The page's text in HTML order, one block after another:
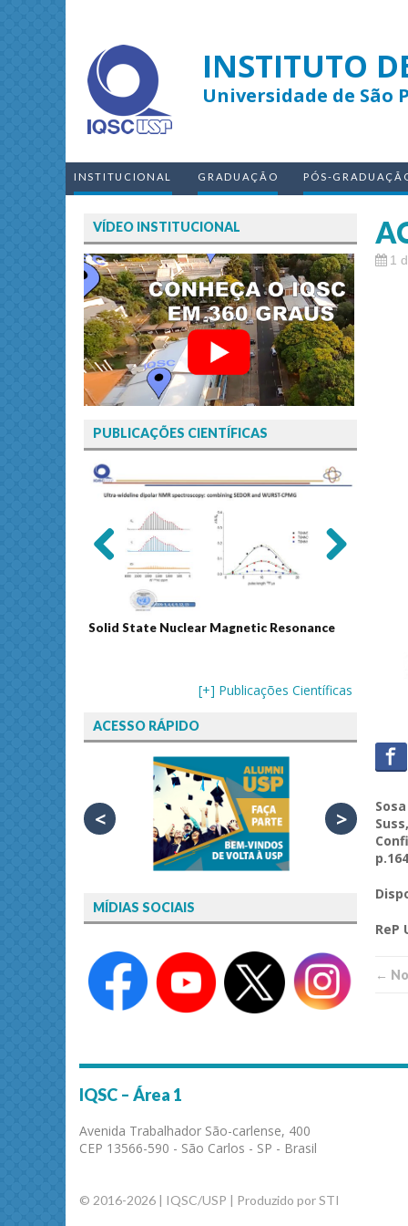
INSTITUTO
Universidade de São
INSTITUCIONAL GRADUAÇÃO PÓS-
1
Suss
ReP
←
VÍDEO INSTITUCIONAL
PUBLICAÇÕES CIENTÍFICAS
Solid State Nuclear Magnetic Resonance
[+] Publicações Científicas
ACESSO RÁPIDO
< >
MÍDIAS SOCIAIS
IQSC – Área 1
Avenida Trabalhador São-carlense, 400
CEP 13566-590 - São Carlos - SP - Brasil
© 2016-2026 | IQSC/USP | Produzido por STI